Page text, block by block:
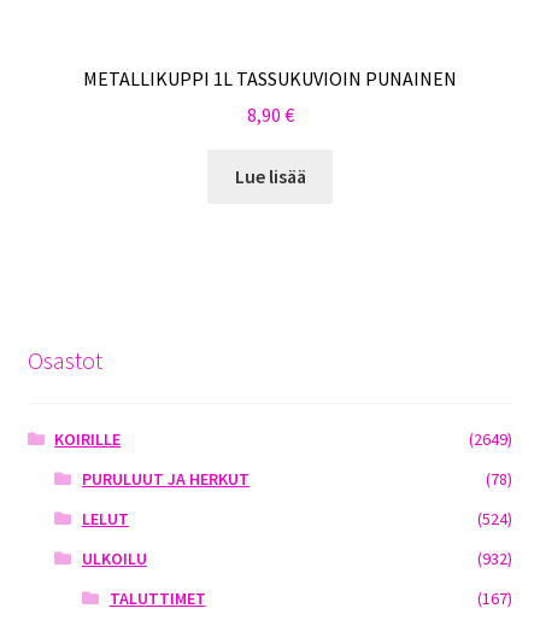
METALLIKUPPI 1L TASSUKUVIOIN PUNAINEN
8,90 €
Lue lisää
Osastot
KOIRILLE
(2649)
PURULUUT JA HERKUT
(78)
LELUT
(524)
ULKOILU
(932)
TALUTTIMET
(167)